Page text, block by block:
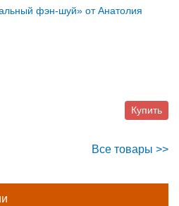
фэн-шуй» от Анатолия
Купить
Все товары >>